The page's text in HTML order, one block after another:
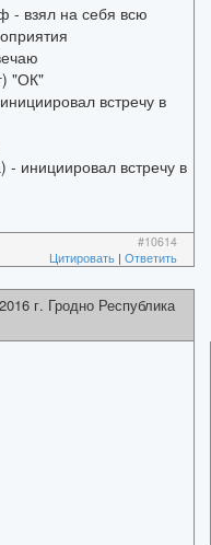
- взял на себя всю
"ОК"
встречу в
- инициировал встречу в
#10614
Цитировать | Ответить
г. Гродно Республика